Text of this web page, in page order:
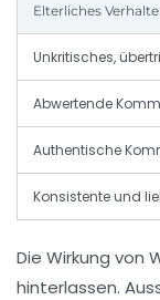
Elterliches
Unkritisches,
Abwertende
Authentische
Konsistente und
Die Wirkung von
hinterlassen.